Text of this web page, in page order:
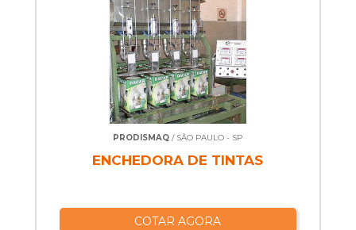
PRODISMAQ / SÃO PAULO - SP
ENCHEDORA DE TINTAS
COTAR AGORA